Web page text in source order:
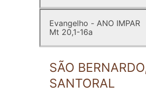
Evangelho - ANO IMPAR
Mt 20,1-16a
SÃO
SANTORAL